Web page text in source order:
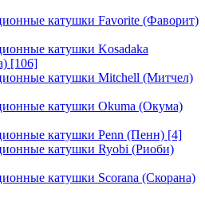
катушки Favorite (Фаворит)
катушки Kosadaka
[106]
катушки Mitchell (Митчел)
катушки Okuma (Окума)
катушки Penn (Пенн) [4]
катушки Ryobi (Риоби)
катушки Scorana (Скорана)